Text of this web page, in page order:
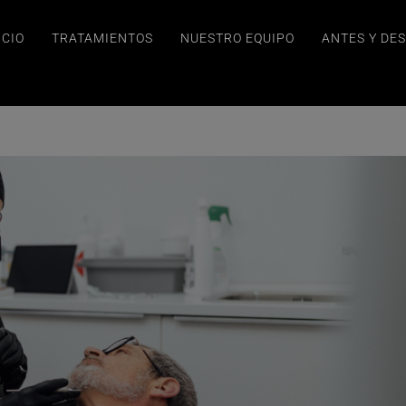
TRATAMIENTOS NUESTRO EQUIPO ANTES Y